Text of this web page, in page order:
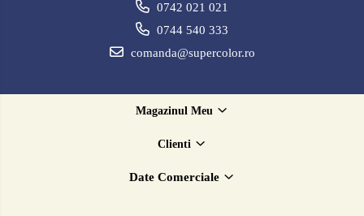
0742 021 021
0744 540 333
comanda@supercolor.ro
Magazinul Meu
Clienti
Date Comerciale